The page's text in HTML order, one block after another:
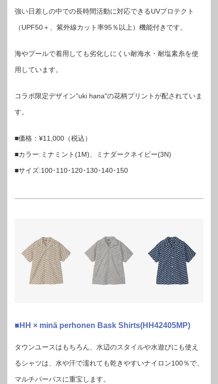
強い日差しの中での長時間活動に対応できるUVプロテクト
（UPF50＋、紫外線カット率95％以上）機能付きです。
海やプールで着用しても劣化しにくい耐海水・耐塩素糸を使
用しています。
コラボ限定デザイン"uki hana"の花柄プリントが配されていま
す。
■価格：¥11,000（税込）
■カラー:ミナミント(1M)、ミナダークネイビー(3N)
■サイズ:100･110･120･130･140･150
■HH × minä perhonen Bask Shirts(HH42405MP)
タウンユースはもちろん、水辺のスタイルや水遊びにも使え
るシャツは、水や汗で濡れても乾きやすいナイロン100％で、
マルチパーパスに重宝します。